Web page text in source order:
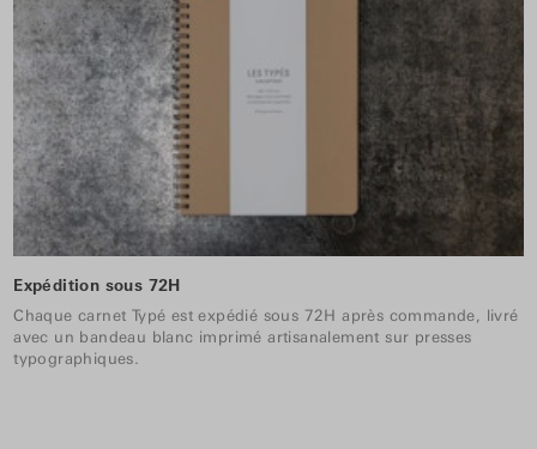
Expédition sous 72H
Chaque carnet Typé est expédié sous 72H après commande, livré
avec un bandeau blanc imprimé artisanalement sur presses
typographiques.